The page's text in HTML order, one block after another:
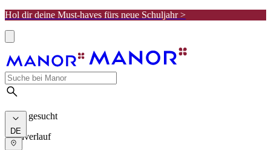
Hol dir deine Must-haves fürs neue Schuljahr >
Meist gesucht
Suchverlauf
DE